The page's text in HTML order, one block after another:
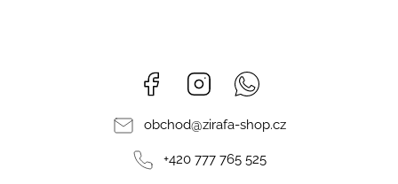
Facebook Instagram
obchod@zirafa-shop.cz
+420 777 765 525